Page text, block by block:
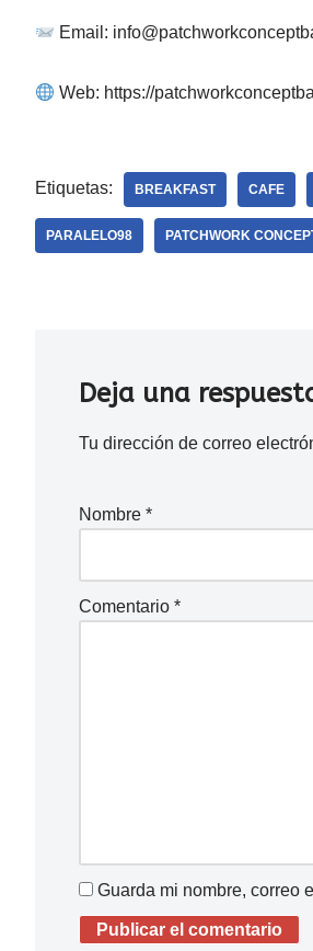
Email:
Web: https://
Etiquetas: BREAKFAST CAFE
PARALELO98 PATCHWORK
Deja una
Tu dirección de correo
Nombre *
Comentario *
Guarda mi nombre, correo